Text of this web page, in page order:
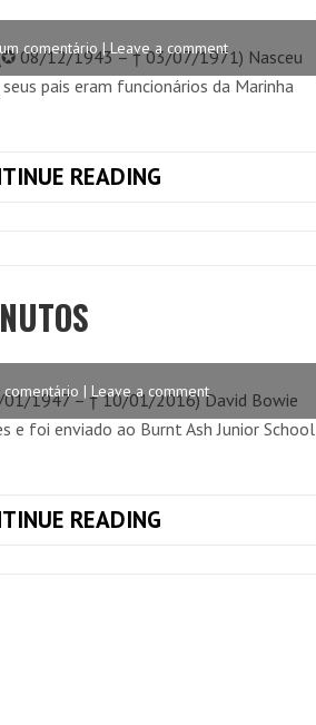
MINUTOS
comentário | Leave a comment
08/12/1943 – † 03/07/1971) Nasceu
pais eram funcionários da Marinha
READING
MINUTOS
comentário | Leave a comment
01/1947 – † 10/01/2016) David Bowie
e foi enviado ao Burnt Ash Junior School,
READING